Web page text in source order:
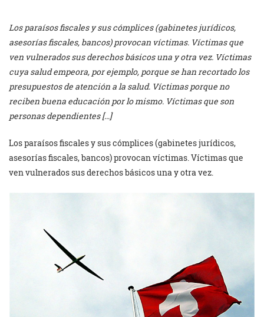
Los paraísos fiscales y sus cómplices (gabinetes jurídicos,
asesorías fiscales, bancos) provocan víctimas. Víctimas que
ven vulnerados sus derechos básicos una y otra vez. Víctimas
cuya salud empeora, por ejemplo, porque se han recortado los
presupuestos de atención a la salud. Víctimas porque no
reciben buena educación por lo mismo. Víctimas que son
personas dependientes […]
Los paraísos fiscales y sus cómplices (gabinetes jurídicos,
asesorías fiscales, bancos) provocan víctimas. Víctimas que
ven vulnerados sus derechos básicos una y otra vez.